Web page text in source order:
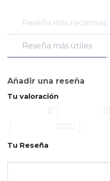
Reseña más recientes
Reseña más útiles
Añadir una reseña
Tu valoración
Tu Reseña